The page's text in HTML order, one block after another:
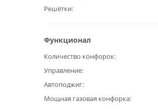
Решётки
Функционал
Количество конфорок
Управление
Автоподжиг
Мощная газовая конфорка